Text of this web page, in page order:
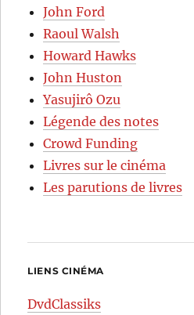
John Ford
Raoul Walsh
Howard Hawks
John Huston
Yasujirô Ozu
Légende des notes
Crowd Funding
Livres sur le cinéma
Les parutions de livres
LIENS CINÉMA
DvdClassiks